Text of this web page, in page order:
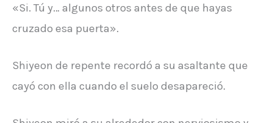
«Si. Tú y… algunos otros antes de que hayas
cruzado esa puerta».
Shiyeon de repente recordó a su asaltante que
cayó con ella cuando el suelo desapareció.